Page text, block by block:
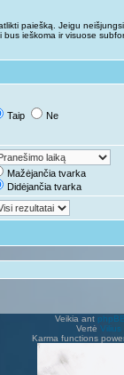
paiešką. Jeigu
bus ieškoma ir visuose
Taip Ne
Mažėjančia tvarka
Didėjančia tvarka
Veikia ant
Vertė Vilius
Karma functions